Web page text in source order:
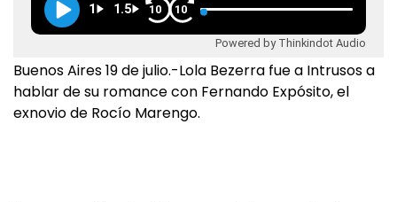
1 1.5 10 10
Powered by Thinkindot Audio
Buenos Aires 19 de julio.-Lola Bezerra fue a Intrusos a
hablar de su romance con Fernando Expósito, el
exnovio de Rocío Marengo.